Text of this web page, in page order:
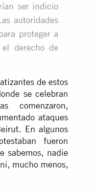
ser indicio
autoridades
proteger a
derecho de
de estos
se celebran
comenzaron,
ataques
En algunos
fueron
sabemos, nadie
mucho menos,